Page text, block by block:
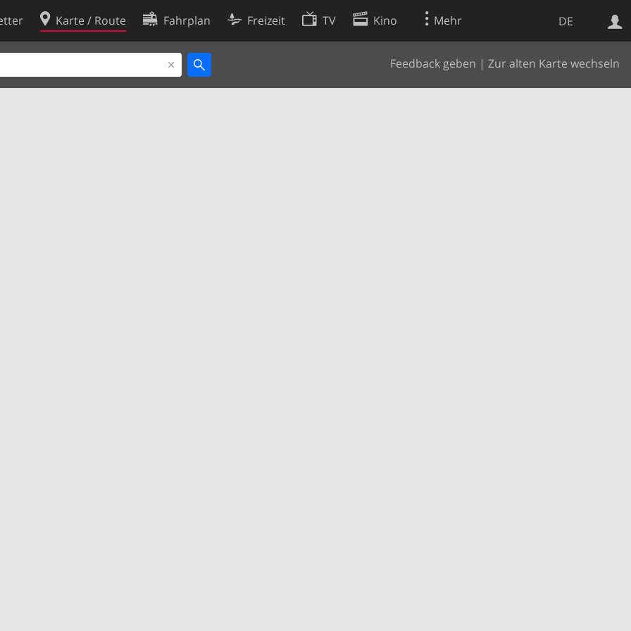
DE
Karte / Route Fahrplan Freizeit TV Kino Mehr
Feedback geben | Zur alten Karte wechseln
Websuche
Cookie-Richtlinie
Cookie-Einstellungen